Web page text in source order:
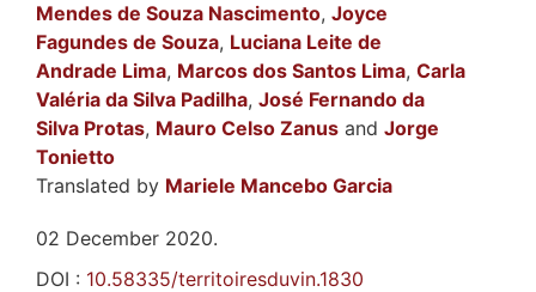
Mendes de Souza Nascimento, Joyce
Fagundes de Souza, Luciana Leite de
Andrade Lima, Marcos dos Santos Lima, Carla
Valéria da Silva Padilha, José Fernando da
Silva Protas, Mauro Celso Zanus and Jorge
Tonietto
Translated by Mariele Mancebo Garcia
02 December 2020.
DOI : 10.58335/territoiresduvin.1830